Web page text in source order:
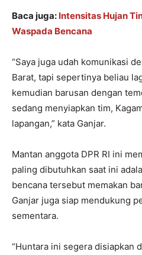
Baca juga: Intensitas Hujan
Waspada Bencana
“Saya juga udah komunikasi
Barat, tapi sepertinya beliau
kemudian barusan dengan
sedang menyiapkan tim,
lapangan,” kata Ganjar.
Mantan anggota DPR RI ini
paling dibutuhkan saat ini
bencana tersebut memakan
Ganjar juga siap mendukung
sementara.
“Huntara ini segera disiapkan